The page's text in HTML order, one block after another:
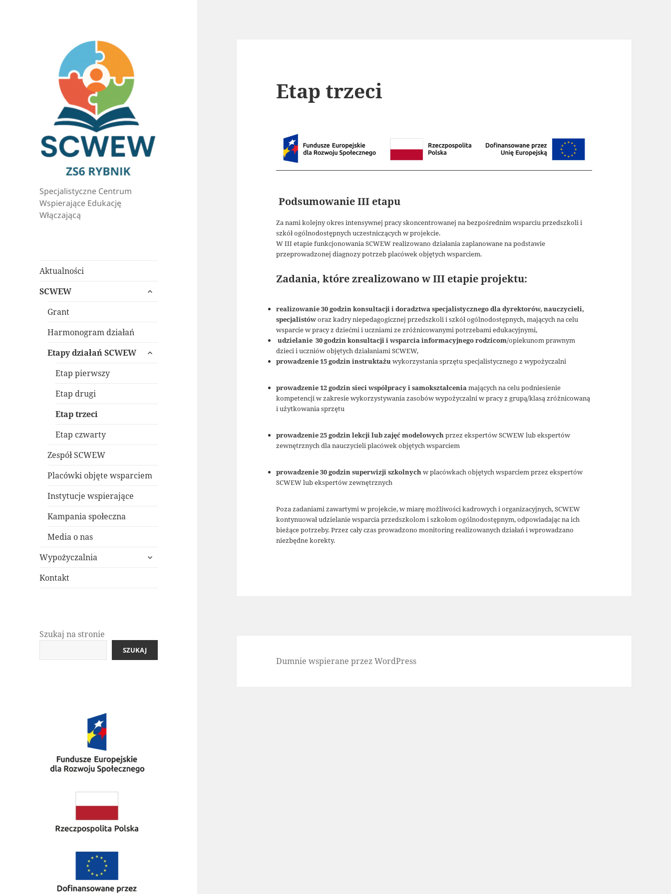
Specjalistyczne Centrum
Wspierające Edukację
Włączającą
Aktualności
SCWEW
rozwiń
Grant
Harmonogram działań
Etapy działań SCWEW
rozwiń
Etap pierwszy
Etap drugi
Etap trzeci
Etap czwarty
Zespół SCWEW
Placówki objęte wsparciem
Instytucje wspierające
Kampania społeczna
Media o nas
Wypożyczalnia
rozwiń
Kontakt
Szukaj na stronie
SZUKAJ
Etap trzeci
Podsumowanie III etapu
Za nami kolejny okres intensywnej pracy skoncentrowanej na bezpośrednim wsparciu przedszkoli i
szkół ogólnodostępnych uczestniczących w projekcie.
W III etapie funkcjonowania SCWEW realizowano działania zaplanowane na podstawie
przeprowadzonej diagnozy potrzeb placówek objętych wsparciem.
Zadania, które zrealizowano w III etapie projektu:
realizowanie 30 godzin konsultacji i doradztwa specjalistycznego dla dyrektorów, nauczycieli,
specjalistóworaz kadry niepedagogicznej przedszkoli i szkół ogólnodostępnych, mających na celu
wsparcie w pracy z dziećmi i uczniami ze zróżnicowanymi potrzebami edukacyjnymi,
udzielanie 30 godzin konsultacji i wsparcia informacyjnego rodzicom/opiekunom prawnym
dzieci i uczniów objętych działaniami SCWEW,
prowadzenie 15 godzin instruktażuwykorzystania sprzętu specjalistycznego z wypożyczalni
prowadzenie 12 godzin sieci współpracy i samokształceniamających na celu podniesienie
kompetencji w zakresie wykorzystywania zasobów wypożyczalni w pracy z grupą/klasą zróżnicowaną
i użytkowania sprzętu
prowadzenie 25 godzin lekcji lub zajęć modelowychprzez ekspertów SCWEW lub ekspertów
zewnętrznych dla nauczycieli placówek objętych wsparciem
prowadzenie 30 godzin superwizji szkolnychw placówkach objętych wsparciem przez ekspertów
SCWEW lub ekspertów zewnętrznych
Poza zadaniami zawartymi w projekcie, w miarę możliwości kadrowych i organizacyjnych, SCWEW
kontynuował udzielanie wsparcia przedszkolom i szkołom ogólnodostępnym, odpowiadając na ich
bieżące potrzeby. Przez cały czas prowadzono monitoring realizowanych działań i wprowadzano
niezbędne korekty.
Dumnie wspierane przez WordPress